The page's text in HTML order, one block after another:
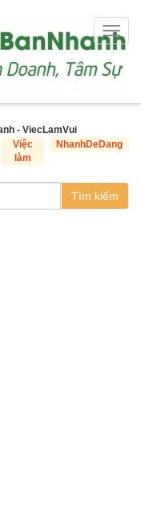
- ViecLamVui
Việc
làm
NhanhDeDang
Tìm kiếm